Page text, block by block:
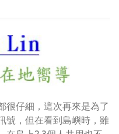
很仔細，這次再來是為了
號，但在看到島嶼時，雖